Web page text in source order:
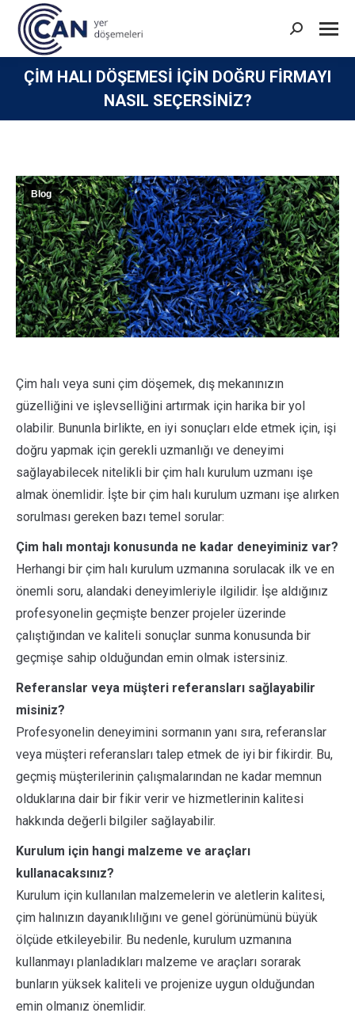
Search:
ÇIM HALI DÖŞEMESI IÇIN DOĞRU FIRMAYI
NASIL SEÇERSINIZ?
You are here:
Blog
Çim halı veya suni çim döşemek, dış mekanınızın
güzelliğini ve işlevselliğini artırmak için harika bir yol
olabilir. Bununla birlikte, en iyi sonuçları elde etmek için, işi
doğru yapmak için gerekli uzmanlığı ve deneyimi
sağlayabilecek nitelikli bir çim halı kurulum uzmanı işe
almak önemlidir. İşte bir çim halı kurulum uzmanı işe alırken
sorulması gereken bazı temel sorular:
Çim halı montajı konusunda ne kadar deneyiminiz var?
Herhangi bir çim halı kurulum uzmanına sorulacak ilk ve en
önemli soru, alandaki deneyimleriyle ilgilidir. İşe aldığınız
profesyonelin geçmişte benzer projeler üzerinde
çalıştığından ve kaliteli sonuçlar sunma konusunda bir
geçmişe sahip olduğundan emin olmak istersiniz.
Referanslar veya müşteri referansları sağlayabilir
misiniz?
Profesyonelin deneyimini sormanın yanı sıra, referanslar
veya müşteri referansları talep etmek de iyi bir fikirdir. Bu,
geçmiş müşterilerinin çalışmalarından ne kadar memnun
olduklarına dair bir fikir verir ve hizmetlerinin kalitesi
hakkında değerli bilgiler sağlayabilir.
Kurulum için hangi malzeme ve araçları
kullanacaksınız?
Kurulum için kullanılan malzemelerin ve aletlerin kalitesi,
çim halınızın dayanıklılığını ve genel görünümünü büyük
ölçüde etkileyebilir. Bu nedenle, kurulum uzmanına
kullanmayı planladıkları malzeme ve araçları sorarak
bunların yüksek kaliteli ve projenize uygun olduğundan
emin olmanız önemlidir.